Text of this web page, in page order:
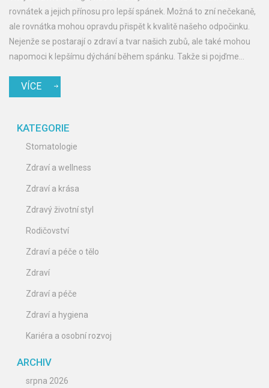
rovnátek a jejich přínosu pro lepší spánek. Možná to zní nečekaně,
ale rovnátka mohou opravdu přispět k kvalitě našeho odpočinku.
Nejenže se postarají o zdraví a tvar našich zubů, ale také mohou
napomoci k lepšímu dýchání během spánku. Takže si pojďme
další diskuzi o tomto fascinujícím tématu.
VÍCE
KATEGORIE
Stomatologie
Zdraví a wellness
Zdraví a krása
Zdravý životní styl
Rodičovství
Zdraví a péče o tělo
Zdraví
Zdraví a péče
Zdraví a hygiena
Kariéra a osobní rozvoj
ARCHIV
srpna 2026